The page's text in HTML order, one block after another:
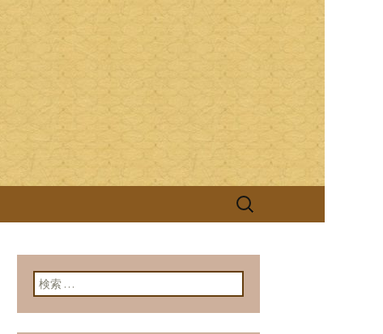
継がれる伝統と技を大切に、お客
照庵(きっしょうあん)」は、つ
検
検索: